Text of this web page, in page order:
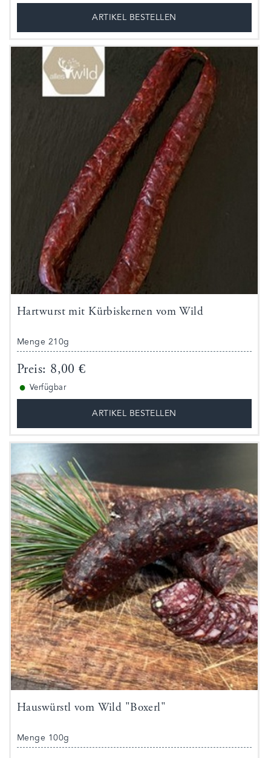
ARTIKEL BESTELLEN
Hartwurst mit Kürbiskernen vom Wild
Menge 210g
Preis: 8,00 €
● Verfügbar
ARTIKEL BESTELLEN
Hauswürstl vom Wild "Boxerl"
Menge 100g